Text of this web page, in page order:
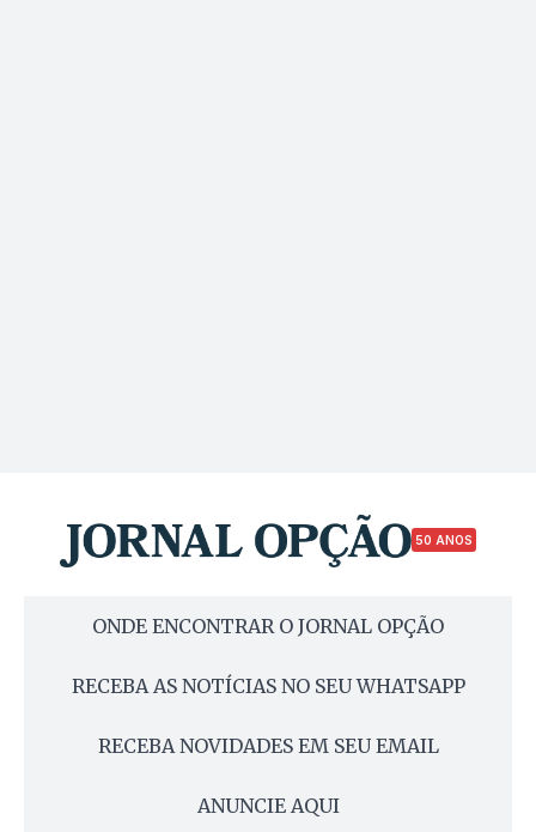
50 ANOS
ONDE ENCONTRAR O JORNAL OPÇÃO
RECEBA AS NOTÍCIAS NO SEU WHATSAPP
RECEBA NOVIDADES EM SEU EMAIL
ANUNCIE AQUI